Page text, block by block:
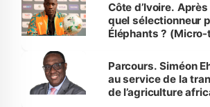
Côte d’Ivoire.
quel sélectionneur
Éléphants ?
Parcours. Siméon
au service de la
de l’agriculture